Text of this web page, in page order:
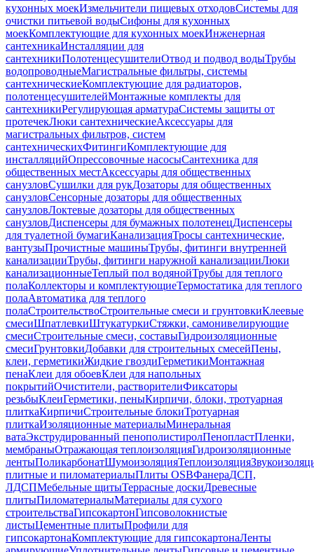
кухонных моекИзмельчители пищевых отходовСистемы для
очистки питьевой водыСифоны для кухонных
моекКомплектующие для кухонных моекИнженерная
сантехникаИнсталляции для
сантехникиПолотенцесушителиОтвод и подвод водыТрубы
водопроводныеМагистральные фильтры, системы
сантехническиеКомплектующие для радиаторов,
полотенцесушителейМонтажные комплекты для
сантехникиРегулирующая арматураСистемы защиты от
протечекЛюки сантехническиеАксессуары для
магистральных фильтров, систем
сантехническихФитингиКомплектующие для
инсталляцийОпрессовочные насосыСантехника для
общественных местАксессуары для общественных
санузловСушилки для рукДозаторы для общественных
санузловСенсорные дозаторы для общественных
санузловЛоктевые дозаторы для общественных
санузловДиспенсеры для бумажных полотенецДиспенсеры
для туалетной бумагиКанализацияТросы сантехнические,
вантузыПрочистные машиныТрубы, фитинги внутренней
канализацииТрубы, фитинги наружной канализацииЛюки
канализационныеТеплый пол водянойТрубы для теплого
полаКоллекторы и комплектующиеТермостатика для теплого
полаАвтоматика для теплого
полаСтроительствоСтроительные смеси и грунтовкиКлеевые
смесиШпатлевкиШтукатуркиСтяжки, самонивелирующие
смесиСтроительные смеси, составыГидроизоляционные
смесиГрунтовкиДобавки для строительных смесейПены,
клеи, герметикиЖидкие гвоздиГерметикиМонтажная
пенаКлеи для обоевКлеи для напольных
покрытийОчистители, растворителиФиксаторы
резьбыКлеиГерметики, пеныКирпичи, блоки, тротуарная
плиткаКирпичиСтроительные блокиТротуарная
плиткаИзоляционные материалыМинеральная
ватаЭкструдированный пенополистиролПенопластПленки,
мембраныОтражающая теплоизоляцияГидроизоляционные
лентыПоликарбонатШумоизоляцияТеплоизоляция
плитные и пиломатериалыПлиты OSBФанераДСП,
ЛДСПМебельные щитыТеррасные доскиДревесные
плитыПиломатериалыМатериалы для сухого
строительстваГипсокартонГипсоволокнистые
листыЦементные плитыПрофили для
гипсокартонаКомплектующие для гипсокартонаЛенты